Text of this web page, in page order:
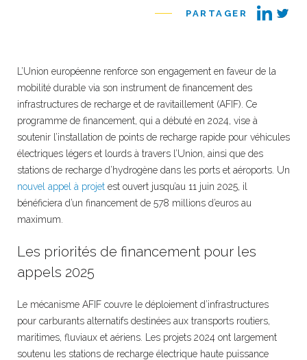
PARTAGER
L’Union européenne renforce son engagement en faveur de la
mobilité durable via son instrument de financement des
infrastructures de recharge et de ravitaillement (AFIF). Ce
programme de financement, qui a débuté en 2024, vise à
soutenir l’installation de points de recharge rapide pour véhicules
électriques légers et lourds à travers l’Union, ainsi que des
stations de recharge d’hydrogène dans les ports et aéroports. Un
nouvel appel à projet est ouvert jusqu’au 11 juin 2025, il
bénéficiera d’un financement de 578 millions d’euros au
maximum.
Les priorités de financement pour les
appels 2025
Le mécanisme AFIF couvre le déploiement d’infrastructures
pour carburants alternatifs destinées aux transports routiers,
maritimes, fluviaux et aériens. Les projets 2024 ont largement
soutenu les stations de recharge électrique haute puissance